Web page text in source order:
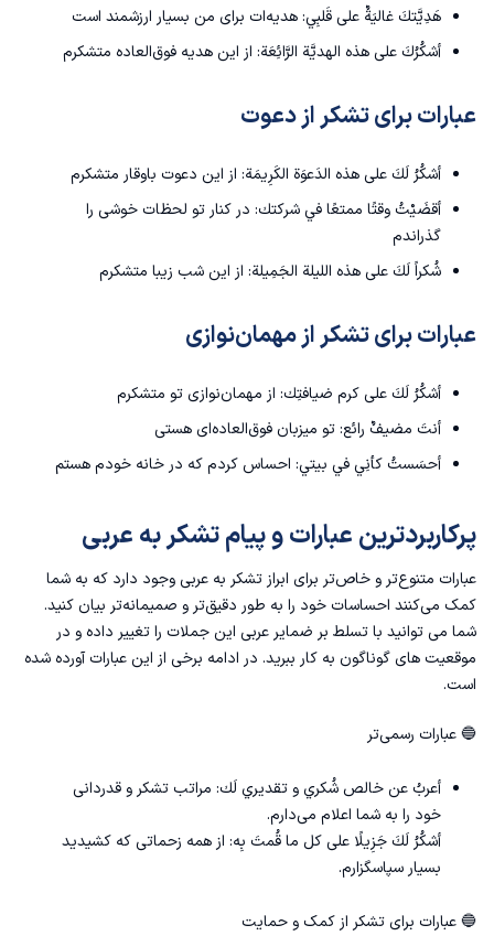
هَدِيَّتكَ غاليَةٌ على قَلبِي: هدیه‌ات برای من بسیار ارزشمند است
أشكُرُكَ على هذه الهديَّة الرَّائِعَة: از این هدیه فوق‌العاده متشکرم
عبارات برای تشکر از دعوت
أشكُرُ لَكَ على هذه الدَعوَة الكَرِيمَة: از این دعوت باوقار متشکرم
أقضَيْتُ وقتًا ممتعًا في شركتك: در کنار تو لحظات خوشی را
گذراندم
شُكراً لَكَ على هذه الليلة الجَمِيلة: از این شب زیبا متشکرم
عبارات برای تشکر از مهمان‌نوازی
أشكُرُ لَكَ على كرم ضيافتِك: از مهمان‌نوازی تو متشکرم
أنتَ مضيفٌ رائع: تو میزبان فوق‌العاده‌ای هستی
أحسَستُ كأنِي في بيتي: احساس کردم که در خانه خودم هستم
پرکاربردترین عبارات و پیام تشکر به عربی
عبارات متنوع‌تر و خاص‌تر برای ابراز تشکر به عربی وجود دارد که به شما
کمک می‌کنند احساسات خود را به طور دقیق‌تر و صمیمانه‌تر بیان کنید.
شما می توانید با تسلط بر ضمایر عربی این جملات را تغییر داده و در
موقعیت های گوناگون به کار ببرید. در ادامه برخی از این عبارات آورده شده
است.
🔵 عبارات رسمی‌تر
أعربُ عن خالص شُكري و تقديري لَك: مراتب تشکر و قدردانی
خود را به شما اعلام می‌دارم.
أشكُرُ لَكَ جَزِيلًا على كل ما قُمتَ بِه: از همه زحماتی که کشیدید
بسیار سپاسگزارم.
🔵 عبارات برای تشکر از کمک و حمایت